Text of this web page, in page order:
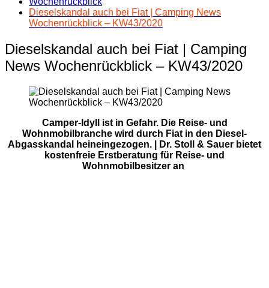
Dieselskandal auch bei Fiat | Camping News
Wochenrückblick – KW43/2020
Dieselskandal auch bei Fiat | Camping
News Wochenrückblick – KW43/2020
Camper-Idyll ist in Gefahr. Die Reise- und
Wohnmobilbranche wird durch Fiat in den Diesel-
Abgasskandal heineingezogen. | Dr. Stoll & Sauer bietet
kostenfreie Erstberatung für Reise- und
Wohnmobilbesitzer an